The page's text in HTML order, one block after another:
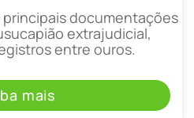
principais documentações
extrajudicial,
entre ouros.
mais